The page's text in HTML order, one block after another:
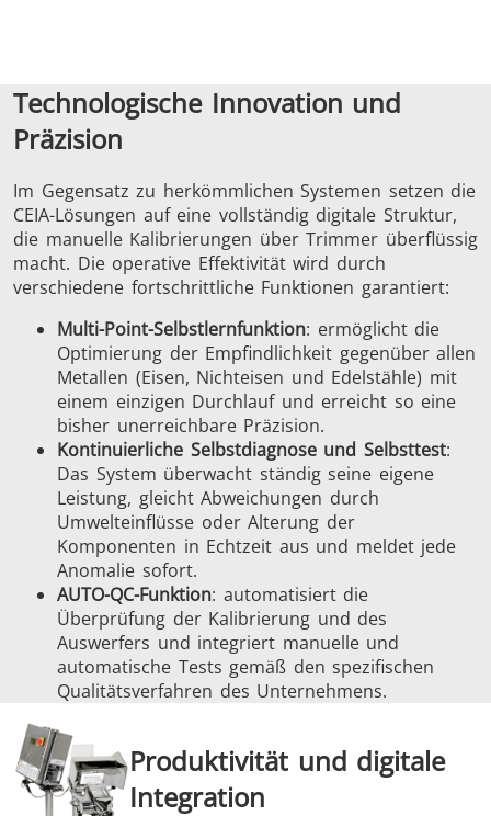
Technologische Innovation und
Präzision
Im Gegensatz zu herkömmlichen Systemen setzen die
CEIA-Lösungen auf eine vollständig digitale Struktur,
die manuelle Kalibrierungen über Trimmer überflüssig
macht. Die operative Effektivität wird durch
verschiedene fortschrittliche Funktionen garantiert:
Multi-Point-Selbstlernfunktion: ermöglicht die
Optimierung der Empfindlichkeit gegenüber allen
Metallen (Eisen, Nichteisen und Edelstähle) mit
einem einzigen Durchlauf und erreicht so eine
bisher unerreichbare Präzision.
Kontinuierliche Selbstdiagnose und Selbsttest:
Das System überwacht ständig seine eigene
Leistung, gleicht Abweichungen durch
Umwelteinflüsse oder Alterung der
Komponenten in Echtzeit aus und meldet jede
Anomalie sofort.
AUTO-QC-Funktion: automatisiert die
Überprüfung der Kalibrierung und des
Auswerfers und integriert manuelle und
automatische Tests gemäß den spezifischen
Qualitätsverfahren des Unternehmens.
Produktivität und digitale
Integration